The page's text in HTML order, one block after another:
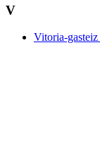
V
Vitoria-gasteiz